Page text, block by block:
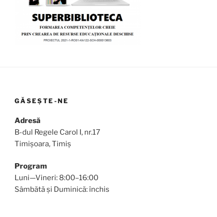
GĂSEȘTE-NE
Adresă
B-dul Regele Carol I, nr.17
Timișoara, Timiș
Program
Luni—Vineri: 8:00–16:00
Sâmbătă și Duminică: închis